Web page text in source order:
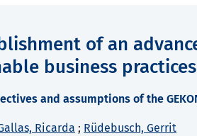
of an
business
and assumptions of the
Ricarda ; Rüdebusch, Gerrit